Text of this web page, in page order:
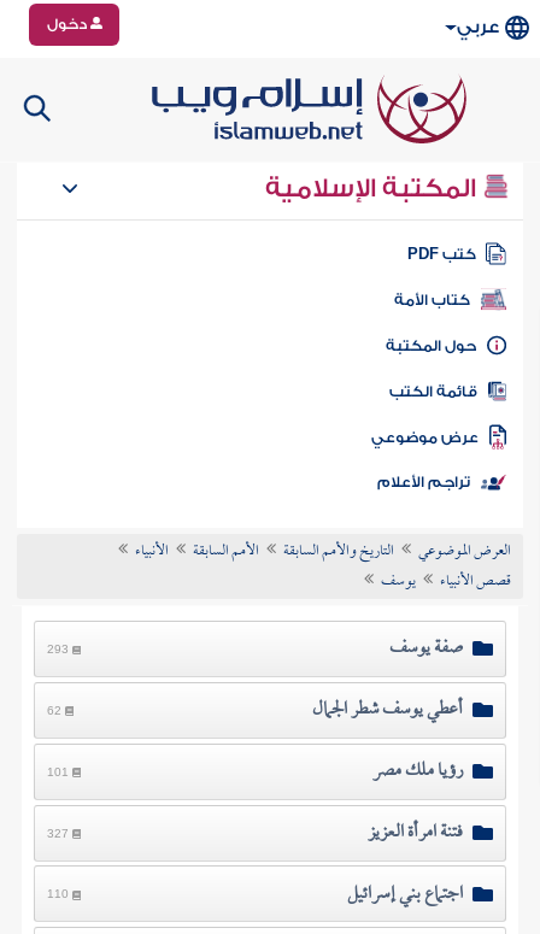
عربي دخول
المكتبة الإسلامية
كتب PDF
كتاب الأمة
المكتبة
الكتب
موضوعي
تراجم الأعلام
العرض الموضوعي التاريخ والأمم السابقة الأمم السابقة
الأنبياء
قصص الأنبياء
يوسف
صفة يوسف 293
أعطي يوسف شطر الجمال 62
رؤيا ملك مصر 101
فتنة امرأة العزيز 327
اجتماع بني إسرائيل 110